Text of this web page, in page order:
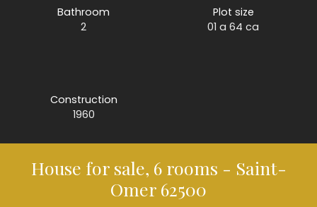
Bathroom
2
Plot size
01 a 64 ca
Construction
1960
House for sale, 6 rooms - Saint-
Omer 62500